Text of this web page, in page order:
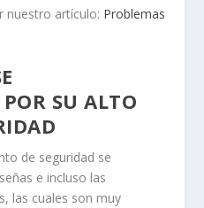
nuestro artículo: Problemas
SU ALTO
de seguridad se
e incluso las
las cuales son muy